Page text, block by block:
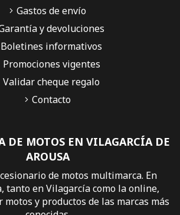
DE MOTOS EN VILAGARCÍA DE
AROUSA
de motos multimarca. En
tanto en Vilagarcía como la online,
y productos de las marcas más
Gastos de envío
y devoluciones
Boletines informativos
Promociones vigentes
Validar cheque regalo
Contacto